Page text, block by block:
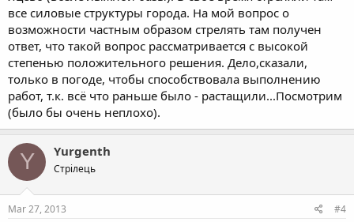
все силовые структуры города. На мой вопрос о
возможности частным образом стрелять там получен
ответ, что такой вопрос рассматривается с высокой
степенью положительного решения. Дело,сказали,
только в погоде, чтобы способствовала выполнению
работ, т.к. всё что раньше было - растащили...Посмотрим
(было бы очень неплохо).
Y Yurgenth
Стрілець
Mar 27, 2013 #4